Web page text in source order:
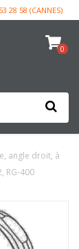
28 58 (CANNES)
0
angle droit, à
RG-400